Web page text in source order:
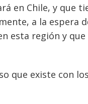
en Chile, y que
a la espera
esta región y
que existe con